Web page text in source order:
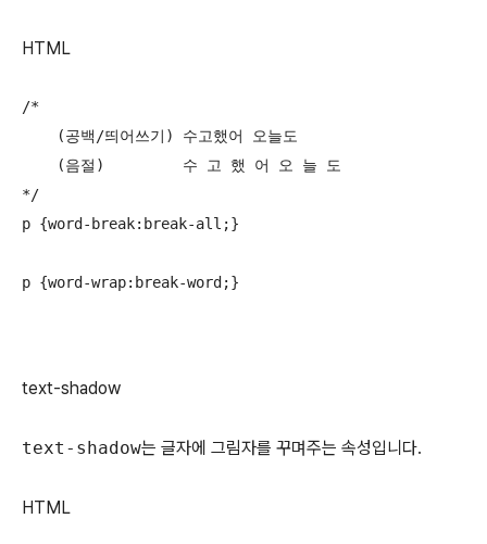
HTML
/*
    (공백/띄어쓰기) 수고했어 오늘도
    (음절)         수 고 했 어 오 늘 도
*/
p {word-break:break-all;}
p {word-wrap:break-word;}
text-shadow
text-shadow는 글자에 그림자를 꾸며주는 속성입니다.
HTML